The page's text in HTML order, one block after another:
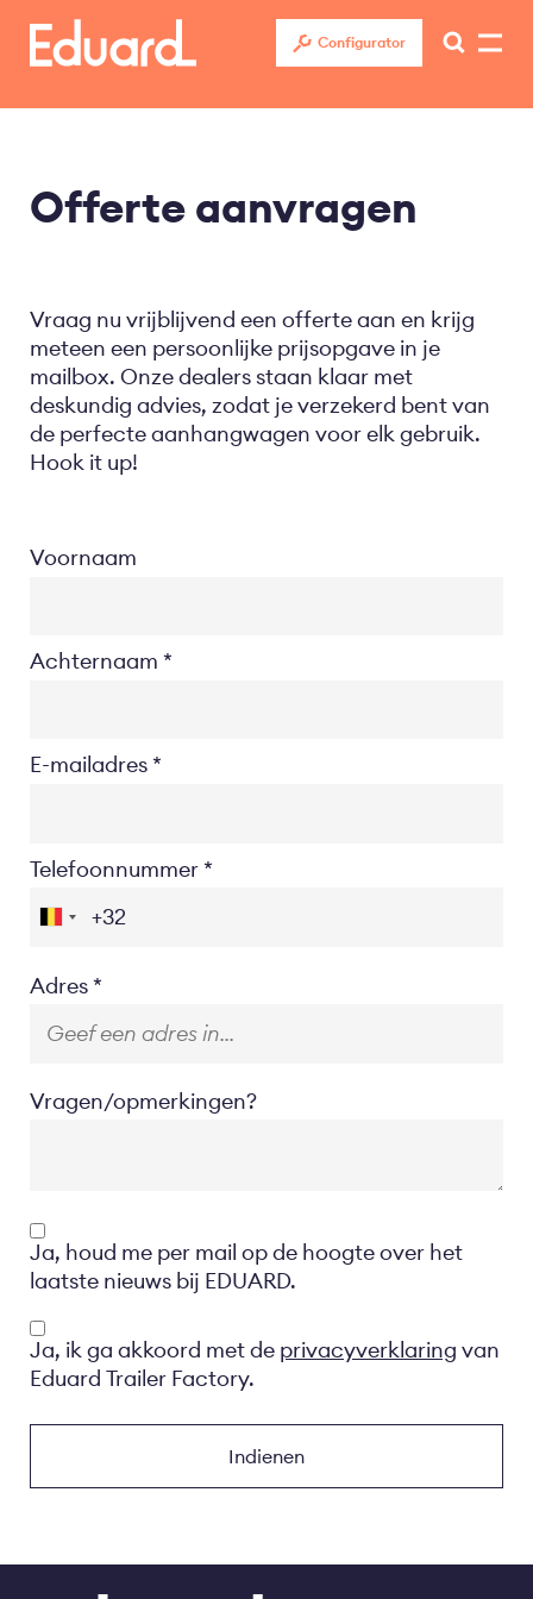
Overslaan
naar
Configurator
Offerte aanvragen
Vraag nu vrijblijvend een offerte aan en krijg
meteen een persoonlijke prijsopgave in je
mailbox. Onze dealers staan klaar met
deskundig advies, zodat je verzekerd bent van
de perfecte aanhangwagen voor elk gebruik.
Hook it up!
Voornaam
Achternaam
E-mailadres
Telefoonnummer
Location
Adres
Vragen/opmerkingen?
Opt-
in
Ja, houd me per mail op de hoogte over het
laatste nieuws bij EDUARD.
Privacyverklaring
Ja, ik ga akkoord met de privacyverklaring van
Eduard Trailer Factory.